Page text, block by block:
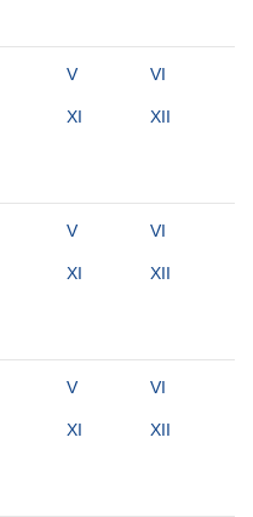
V VI
XI XII
V VI
XI XII
V VI
XI XII